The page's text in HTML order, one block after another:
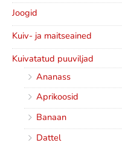
Joogid
Kuiv- ja maitseained
Kuivatatud puuviljad
Ananass
Aprikoosid
Banaan
Dattel